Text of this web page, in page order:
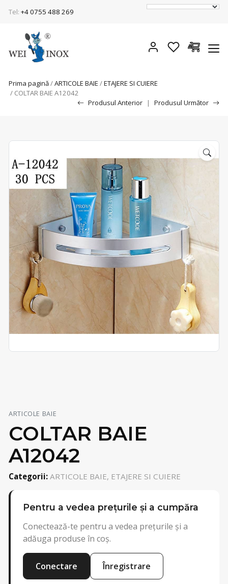
Tel: +4 0755 488 269
Prima pagină/ARTICOLE BAIE /ETAJERE SI CUIERE
/ COLTAR BAIE A12042
Produsul Anterior
| Produsul Următor
ARTICOLE BAIE
COLTAR BAIE
A12042
Categorii: ARTICOLE BAIE, ETAJERE SI CUIERE
Pentru a vedea prețurile și a cumpăra
Conectează-te pentru a vedea prețurile și a
adăuga produse în coș.
Conectare Înregistrare